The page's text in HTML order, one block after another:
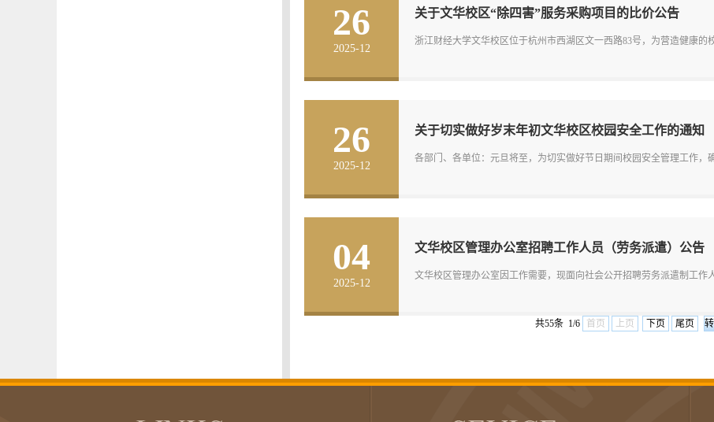
26
2025-12
关于文华校区“除四害”服务采购项目的比价公告
浙江财经大学文华校区位于杭州市西湖区文一西路83号，为营造健康的
26
2025-12
关于切实做好岁末年初文华校区校园安全工作的通知
各部门、各单位：元旦将至，为切实做好节日期间校园安全管理工作
04
2025-12
文华校区管理办公室招聘工作人员（劳务派遣）公告
文华校区管理办公室因工作需要，现面向社会公开招聘劳务派遣制工作
共55条 1/6 首页 上页 下页 尾页